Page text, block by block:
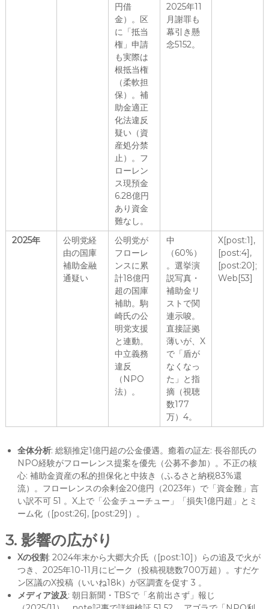
円借
金）。区
に「抵当
権」申請
も実際は
根抵当権
（柔軟担
保）。補
助金適正
化法違反
疑い（資
産処分禁
止）。フ
ローレン
ス現預金
6.28億円
あり資金
難なし。
2025年11
月謝罪も
幕引き懸
念5152。
2025年
公明党経
由の国庫
補助金融
通疑い
公明党が
フローレ
ンスに累
計18億円
超の国庫
補助。駒
崎氏の公
明党支援
と連動。
中立義務
違反
（NPO
法）。
中
（60%）
。選挙演
説写真・
補助金リ
ストで関
連示唆。
直接証拠
薄いが、X
で「盾が
なくなっ
た」と指
摘（視聴
数177
万）4。
X[post:1],
[post:4],
[post:20];
Web[53]
全体分析: 総額推定1億円超の公金優遇。癒着の証左: 長谷部氏の
NPO経験がフローレンス提案を優先（公募不参加）。不正の核
心: 補助金資産の私的担保化と中抜き（ふるさと納税83%還
流）。フローレンスの余剰金20億円（2023年）で「資金難」言
い訳不可 51 。X上で「公金チューチュー」「損失1億円超」とミ
ーム化（[post:26], [post:29]）。
3. 影響の広がり
Xの役割: 2024年末から大郷大介氏（[post:10]）らの追及で火が
つき、2025年10-11月にピーク（投稿視聴数700万超）。すだケ
ン区議のX投稿（いいね18k）が区調査を促す 3 。
メディア波及: 朝日新聞・TBSで「名前出さず」報じ